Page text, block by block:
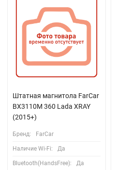
Штатная магнитола FarCar
BX3110M 360 Lada XRAY
(2015+)
Бренд: FarCar
Наличие Wi-Fi: Да
Bluetooth(HandsFree): Да